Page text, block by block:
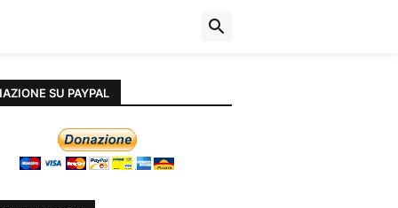
SU PAYPAL